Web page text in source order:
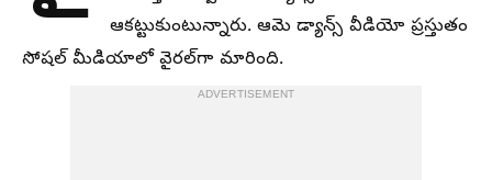
ఆకట్టుకుంటున్నారు. ఆమె డ్యాన్స్ వీడియో ప్రస్తుతం
సోషల్‌ మీడియాలో వైరల్‌గా మారింది.
ADVERTISEMENT